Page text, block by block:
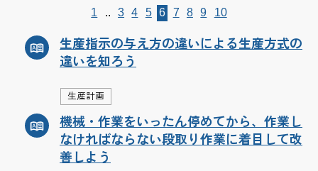
1 .. 3 4 5 6 7 8 9 10
生産指示の与え方の違いによる生産方式の
違いを知ろう
生産計画
機械・作業をいったん停めてから、作業し
なければならない段取り作業に着目して改
善しよう